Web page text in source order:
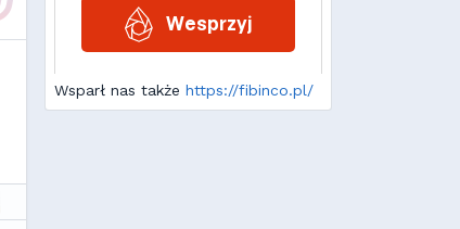
Wsparł nas także https://fibinco.pl/